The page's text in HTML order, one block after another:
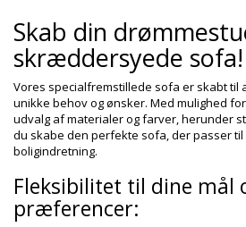
Skab din
skræddersyede sofa!
Vores specialfremstillede sofa er skabt til
unikke behov og ønsker. Med mulighed
udvalg af materialer og farver, herunder
du skabe den perfekte sofa, der passer
boligindretning.
Fleksibilitet til dine mål
præferencer: